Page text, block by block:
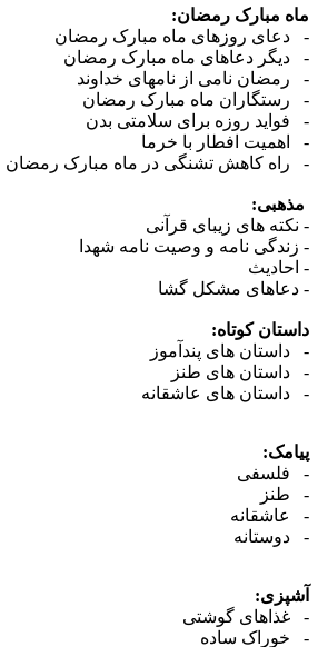
ماه مبارک رمضان:
- دعای روزهای ماه مبارک رمضان
- دیگر دعاهای ماه مبارک رمضان
- رمضان نامی از نامهای خداوند
- رستگاران ماه مبارک رمضان
- فواید روزه برای سلامتی بدن
- اهمیت افطار با خرما
- راه کاهش تشنگی در ماه مبارک رمضان
مذهبی:
- نکته های زیبای قرآنی
- زندگی نامه و وصیت نامه شهدا
- احادیث
- دعاهای مشکل گشا
داستان کوتاه:
- داستان های پندآموز
- داستان های طنز
- داستان های عاشقانه
پیامک:
- فلسفی
- طنز
- عاشقانه
- دوستانه
آشپزی:
- غذاهای گوشتی
- خوراک ساده